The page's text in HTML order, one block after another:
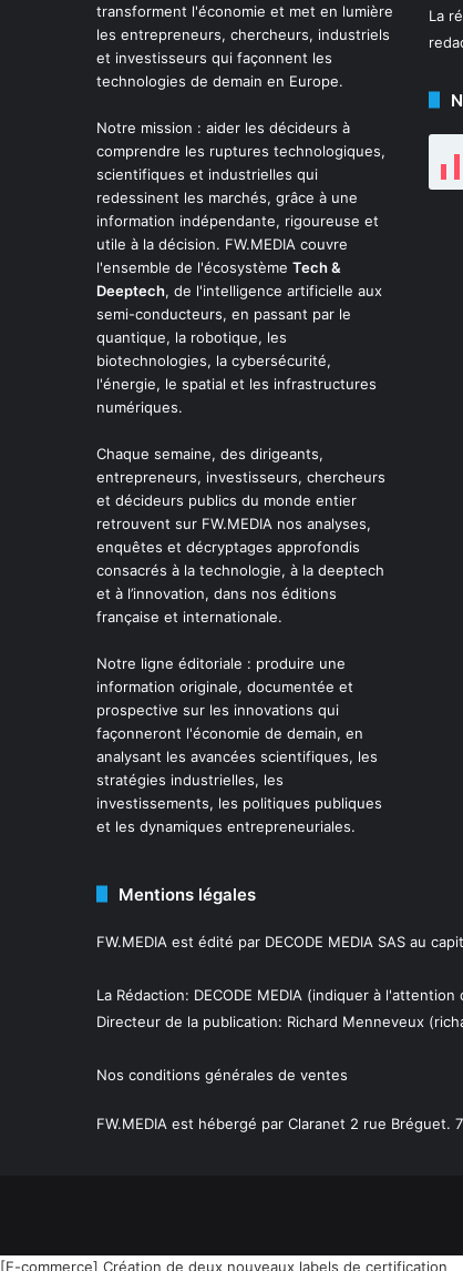
transforment l'économie et met en lumière
les entrepreneurs, chercheurs, industriels
et investisseurs qui façonnent les
technologies de demain en Europe.
Notre mission : aider les décideurs à
comprendre les ruptures technologiques,
scientifiques et industrielles qui
redessinent les marchés, grâce à une
information indépendante, rigoureuse et
utile à la décision. FW.MEDIA couvre
l'ensemble de l'écosystème Tech &
Deeptech, de l'intelligence artificielle aux
semi-conducteurs, en passant par le
quantique, la robotique, les
biotechnologies, la cybersécurité,
l'énergie, le spatial et les infrastructures
numériques.
Chaque semaine, des dirigeants,
entrepreneurs, investisseurs, chercheurs
et décideurs publics du monde entier
retrouvent sur FW.MEDIA nos analyses,
enquêtes et décryptages approfondis
consacrés à la technologie, à la deeptech
et à l’innovation, dans nos éditions
française et internationale.
Notre ligne éditoriale : produire une
information originale, documentée et
prospective sur les innovations qui
façonneront l'économie de demain, en
analysant les avancées scientifiques, les
stratégies industrielles, les
investissements, les politiques publiques
et les dynamiques entrepreneuriales.
La
Mentions légales
FW.MEDIA est édité par DECODE MEDIA SAS au
La Rédaction: DECODE MEDIA (indiquer à
Directeur de la publication: Richard Menneveux
Nos conditions générales de ventes
FW.MEDIA est hébergé par Claranet 2 rue Bréguet.
[E-commerce] Création de deux nouveaux labels de certification